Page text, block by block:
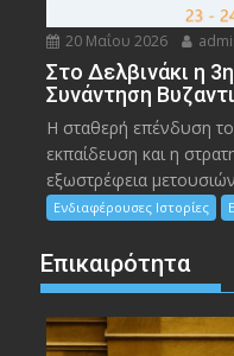
20 Μαΐου 2026
Στο Δελβινάκι η
Συνάντηση
Η σταθερή επένδυση
εκπαίδευση και η
εξωστρέφεια
Ενδιαφέρουσες Ιστορίες
Επικαιρότητα